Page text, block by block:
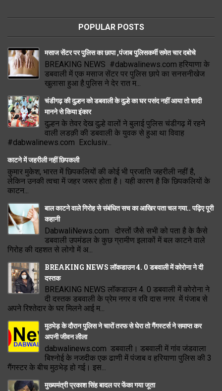
POPULAR POSTS
मसाज सेंटर पर पुलिस का छापा ,पंजाब पुलिसकर्मी समेत चार दबोचे
BREAKING NEWS #dabwalinews.com हरियाणा के
डबवाली में एक मसाज सेंटर पर पुलिस छापे का सनसनीखेज
खुलासा हुआ है.पुलिस ने देर रात म...
चंडीगढ़ की दुल्हन को डबवाली के दुल्हे का घर पसंद नहीं आया तो शादी
मानने से किया इंकार
दुल्हन के तेवर देख दुल्हे वालों ने बुलाई पुलिस चंडीगढ़ में रहने
वाली लडक़ी की डबवाली के युवक से हुआ था विवाह
#dabwalinews.com Exclusiv...
काटने में जहरीली नहीं छिपकली
कुमार मुकेश, भारत में छिपकलियों की कोई भी प्रजाति जहरीली नहीं है,
लेकिन उनकी त्वचा में जहर जरूर होता है। यही कारण है कि छिपकलियों के
काटन...
बाल काटने वाले गिरोह से संबंधित सच का आखिर पता चल गया.. पढ़िए पूरी
कहानी
DabwaliNews.com दोस्तों जैसे सभी को पता है के कैसे
डबवाली उपमंडल के कुछ ग्रामीण इलाकों में बल काटने वाले
गिरोह की दहशत से लोगो में अ...
BREAKING NEWS लॉकडाउन 4. 0 डबवाली में कोरोना ने दी
दस्तक
BREAKING NEWS लॉकडाउन 4. 0 डबवाली में कोरोना ने
दी दस्तक डबवाली के प्रेम नगर व रवि दास नगर में पंजाब से
अपने रिश्तेदार के घर मिलने आई म...
मुठभेड़ के दौरान पुलिस ने चारों तरफ से घेरा तो गैंगस्टर्स ने समाप्त कर
अपनी जीवन लीला
dabwalinews.com डबवाली। डबवाली में गांव जंडवाला
बिश्नोई के नजदीक एक ढाणी में पंजाब व हरियाणा पुलिस की 3
गैंगस्टर के बीच मुठभेड़ हो गई। इस...
मुख्यमंत्री प्रकाश सिंह बादल पर फेंका गया जूता